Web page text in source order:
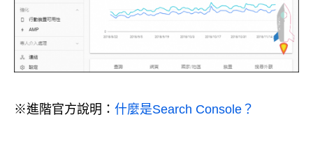
※進階官方說明： 什麼是Search Console？